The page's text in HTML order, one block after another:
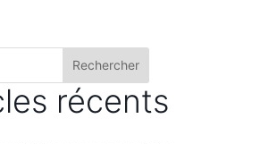
Rechercher
récents